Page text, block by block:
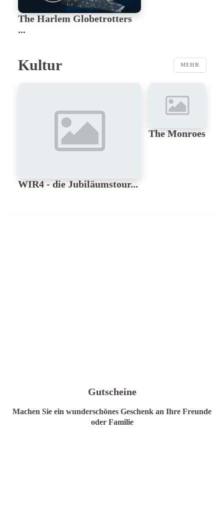
The Harlem Globetrotters
...
Kultur MEHR
ab 35,90 €
WIR4 - die Jubiläumstour...
21.11.2026
Wien
TICKETS
The Monroes
Gutscheine
Machen Sie ein wunderschönes Geschenk an Ihre Freunde
oder Familie